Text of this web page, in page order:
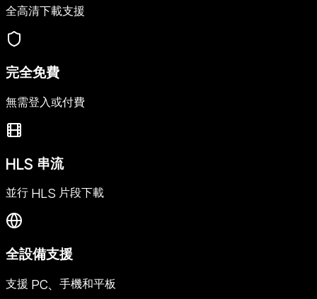
全高清下載支援
完全免費
無需登入或付費
HLS 串流
並行 HLS 片段下載
全設備支援
支援 PC、手機和平板